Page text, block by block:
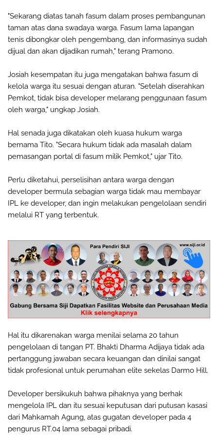
"Sekarang diatas tanah fasum dalam proses pembangunan
taman atas dana swadaya warga. Fasum lama lapangan
tenis dibongkar oleh pengembang, dan informasinya sudah
dijual dan akan dijadikan rumah," terang Pramono.
Josiah kesempatan itu juga mengatakan bahwa fasum di
kelola warga itu sesuai dengan aturan. "Setelah diserahkan
Pemkot, tidak bisa developer melarang penggunaan fasum
oleh warga," ungkap Josiah.
Hal senada juga dikatakan oleh kuasa hukum warga
bernama Tito. "Secara hukum tidak ada masalah dalam
pemasangan portal di fasum milik Pemkot," ujar Tito.
Perlu diketahui, perselisihan antara warga dengan
developer bermula sebagian warga tidak mau membayar
IPL ke developer, dan ingin melakukan pengelolaan sendiri
melalui RT yang terbentuk.
Hal itu dikarenakan warga menilai selama 20 tahun
pengelolaan di tangan PT. Bhakti Dharma Adijaya tidak ada
pertanggung jawaban secara keuangan dan dinilai sangat
tidak profesional untuk perumahan elite sekelas Darmo Hill.
Developer bersikukuh bahwa pihaknya yang berhak
mengelola IPL dan itu sesuai keputusan dari putusan kasasi
dari Mahkamah Agung, atas gugatan developer pada 4
pengurus RT.04 lama sebagai pribadi.